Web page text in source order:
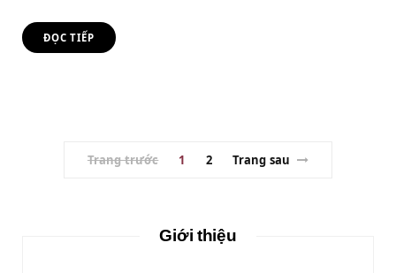
ĐỌC TIẾP
Trang trước 1 2 Trang sau
Giới thiệu